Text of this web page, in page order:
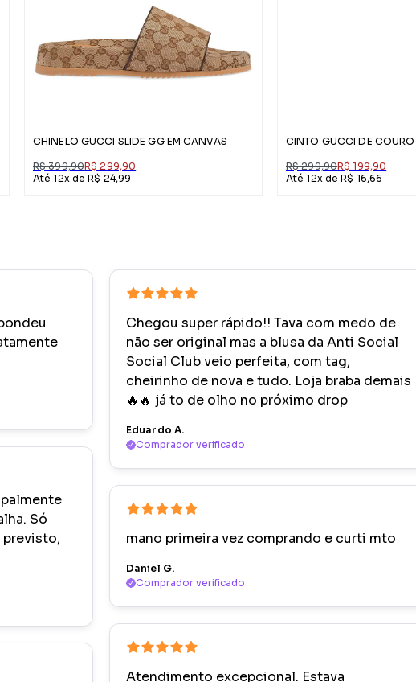
CHINELO GUCCI SLIDE GG EM CANVAS
R$ 399,90R$ 299,90
Até 12x de R$ 24,99
R$ 299,90R$ 199,90
Até 12x de R$ 16,66
Só
previsto,
Chegou super rápido!! Tava com medo de
não ser original mas a blusa da Anti Social
Social Club veio perfeita, com tag,
cheirinho de nova e tudo. Loja braba demais
🔥🔥 já to de olho no próximo drop
Eduardo A.
Comprador verificado
mano primeira vez comprando e curti mto
Daniel G.
Comprador verificado
Atendimento excepcional. Estava